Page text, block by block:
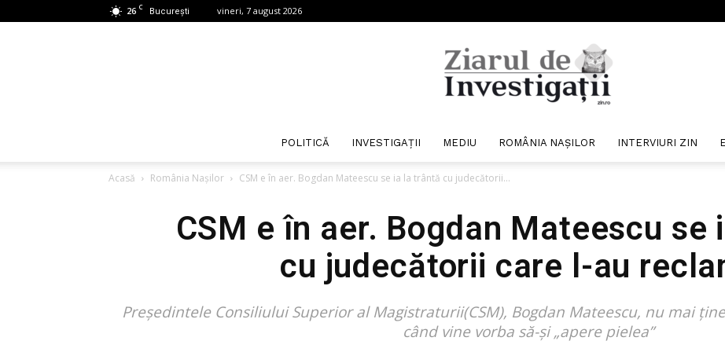
26 C București vineri, 7 august 2026
de
POLITICĂ INVESTIGAȚII MEDIU ROMÂNIA NAȘILOR INTERVIURI ZIN
Acasă România Nașilor CSM e în aer. Bogdan Mateescu se ia la trântă cu judecătorii...
CSM e în aer. Bogdan Mateescu se
cu judecătorii care l-au
Președintele Consiliului Superior al Magistraturii(CSM), Bogdan Mateescu, nu mai
când vine vorba să-și „apere pielea”